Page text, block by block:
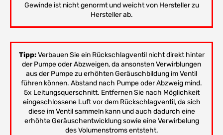
Gewinde ist nicht genormt und weicht von Hersteller zu
Hersteller ab.
Tipp:Verbauen Sie ein Rückschlagventil nicht direkt hinter
der Pumpe oder Abzweigen, da ansonsten Verwirblungen
aus der Pumpe zu erhöhten Geräuschbildung im Ventil
führen können. Abstand nach Pumpe oder Abzweig mind.
5x Leitungsquerschnitt. Entfernen Sie nach Möglichkeit
eingeschlossene Luft vor dem Rückschlagventil, da sich
diese im Ventil sammeln kann und auch dadurch eine
erhöhte Geräuschentwicklung sowie eine Verwirbelung
des Volumenstroms entsteht.